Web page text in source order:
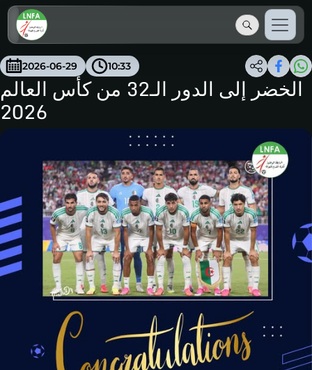
2026-06-29 10:33
الخضر إلى الدور الـ32 من كأس العالم
2026